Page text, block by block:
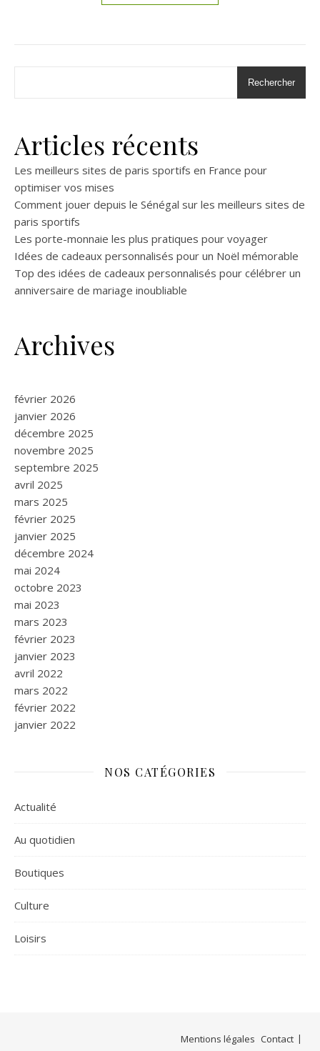
Rechercher
Articles récents
Les meilleurs sites de paris sportifs en France pour
optimiser vos mises
Comment jouer depuis le Sénégal sur les meilleurs sites de
paris sportifs
Les porte-monnaie les plus pratiques pour voyager
Idées de cadeaux personnalisés pour un Noël mémorable
Top des idées de cadeaux personnalisés pour célébrer un
anniversaire de mariage inoubliable
Archives
février 2026
janvier 2026
décembre 2025
novembre 2025
septembre 2025
avril 2025
mars 2025
février 2025
janvier 2025
décembre 2024
mai 2024
octobre 2023
mai 2023
mars 2023
février 2023
janvier 2023
avril 2022
mars 2022
février 2022
janvier 2022
NOS CATÉGORIES
Actualité
Au quotidien
Boutiques
Culture
Loisirs
Mentions légales Contact